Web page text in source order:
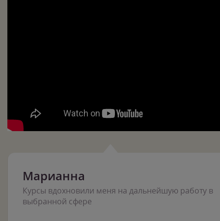
Марианна
Курсы вдохновили меня на дальнейшую работу в
выбранной сфере